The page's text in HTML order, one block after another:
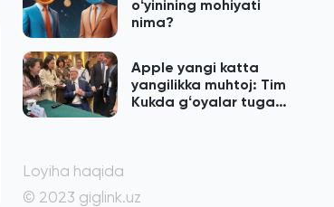
oʻyinining mohiyati
nima?
Apple yangi katta
yangilikka muhtoj: Tim
Kukda gʻoyalar tugab
Loyiha haqida
© 2023 giglink.uz